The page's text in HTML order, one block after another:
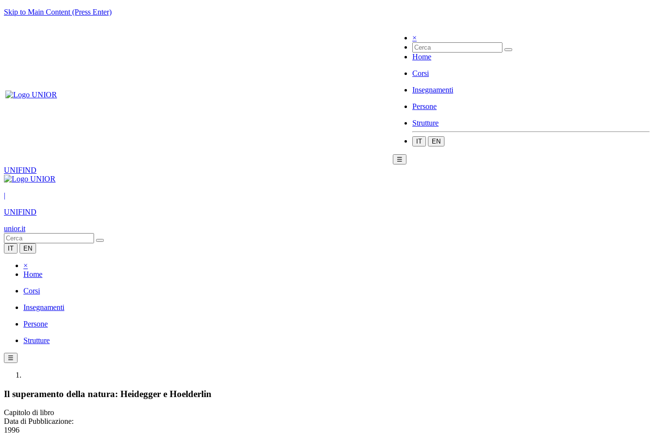
Skip to Main Content (Press Enter)
×
Home
Corsi
Insegnamenti
Persone
Strutture
IT EN
☰
UNIFIND
|
UNIFIND
unior.it
IT EN
×
Home
Corsi
Insegnamenti
Persone
Strutture
☰
Il superamento della natura: Heidegger e Hoelderlin
Capitolo di libro
Data di Pubblicazione:
1996